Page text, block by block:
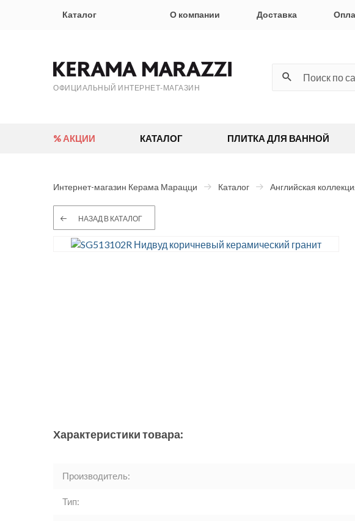
Каталог О компании Доставка
ОФИЦИАЛЬНЫЙ ИНТЕРНЕТ-МАГАЗИН
% АКЦИИ КАТАЛОГ ПЛИТКА ДЛЯ ВАННОЙ
Интернет-магазин Керама Марацци Каталог Английская
НАЗАД В КАТАЛОГ
Характеристики товара:
Производитель:
Тип: